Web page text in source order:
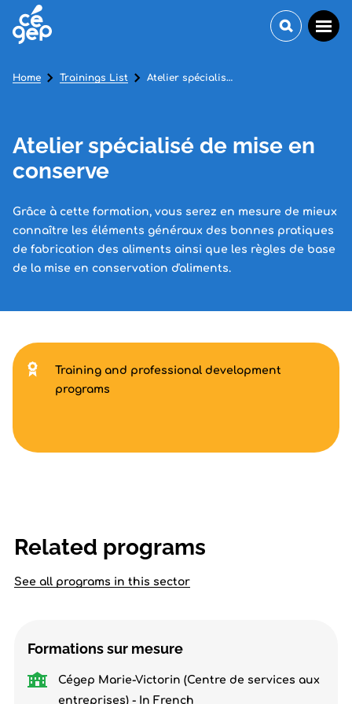
Atelier spécialisé de mise en
conserve
Grâce à cette formation, vous serez en mesure de mieux
connaître les éléments généraux des bonnes pratiques
de fabrication des aliments ainsi que les règles de base
de la mise en conservation d'aliments.
Home Trainings List Atelier spécialisé de mise en conserve
Training and professional development
programs
Related programs
See all programs in this sector
Formations sur mesure
Cégep Marie-Victorin (Centre de services aux
entreprises) - In French